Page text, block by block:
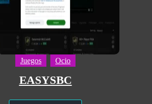
Juegos Ocio
EASYSBC